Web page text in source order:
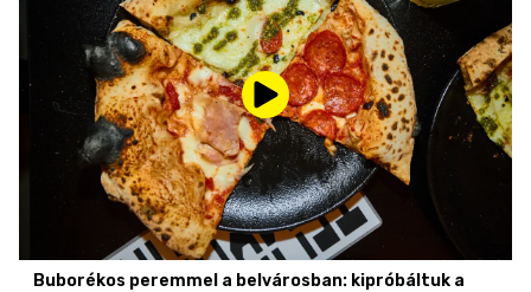
Buborékos peremmel a belvárosban: kipróbáltuk a